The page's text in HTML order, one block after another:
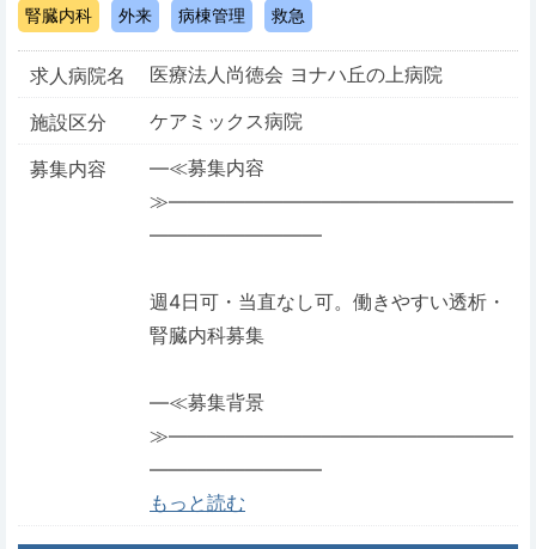
腎臓内科 外来 病棟管理 救急
求人病院名
医療法人尚徳会 ヨナハ丘の上病院
施設区分
ケアミックス病院
募集内容
―≪募集内容
≫――――――――――――――――――
―――――――――
週4日可・当直なし可。働きやすい透析・
腎臓内科募集
―≪募集背景
≫――――――――――――――――――
―――――――――
もっと読む